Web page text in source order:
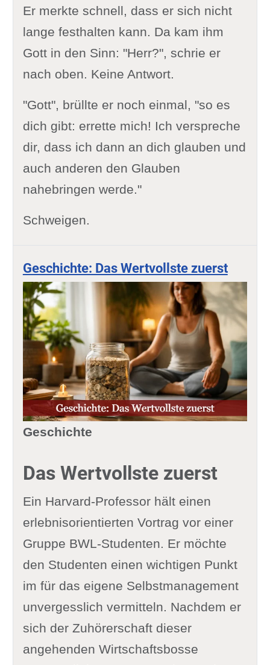
Er merkte schnell, dass er sich nicht
lange festhalten kann. Da kam ihm
Gott in den Sinn: "Herr?", schrie er
nach oben. Keine Antwort.
"Gott", brüllte er noch einmal, "so es
dich gibt: errette mich! Ich verspreche
dir, dass ich dann an dich glauben und
auch anderen den Glauben
nahebringen werde."
Schweigen.
Geschichte: Das Wertvollste zuerst
Geschichte
Das Wertvollste zuerst
Ein Harvard-Professor hält einen
erlebnisorientierten Vortrag vor einer
Gruppe BWL-Studenten. Er möchte
den Studenten einen wichtigen Punkt
im für das eigene Selbstmanagement
unvergesslich vermitteln. Nachdem er
sich der Zuhörerschaft dieser
angehenden Wirtschaftsbosse